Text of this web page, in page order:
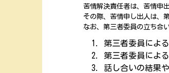
苦情解決責任者は、苦情申
その際、苦情申し出人は、
なお、第三者委員の立ち合
第三者委員によ
第三者委員によ
話し合いの結果